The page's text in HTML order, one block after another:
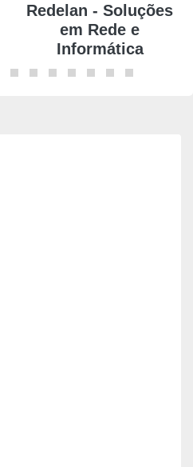
Redelan - Soluções
em Rede e
Informática